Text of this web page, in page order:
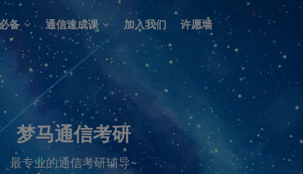
备 通信速成课 加入我们 许愿墙
梦马通信考研
最专业的通信考研辅导~